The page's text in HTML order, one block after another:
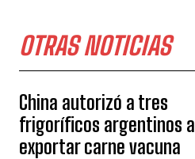
OTRAS NOTICIAS
China autorizó a tres
frigoríficos argentinos a
exportar carne vacuna